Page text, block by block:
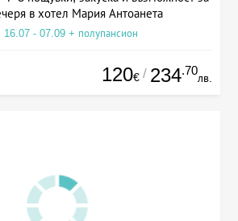
в хотел Мария Антоанета
16.07 - 07.09 + полупансион
120€ / 234.70
лв.